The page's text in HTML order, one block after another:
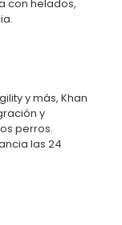
con helados,
y más, Khan
y
perros.
las 24